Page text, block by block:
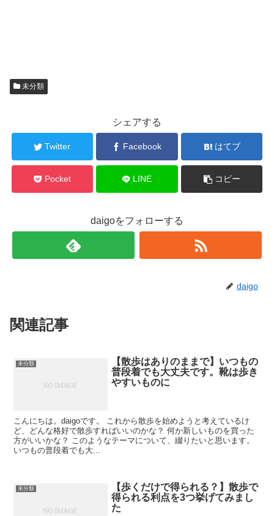
未分類
シェアする
Twitter Facebook はてブ
Pocket LINE コピー
daigoをフォローする
daigo
関連記事
未分類
【散歩はありのままで】いつもの
普段着でも大丈夫です。靴は歩き
やすいものに
こんにちは。daigoです。 これから散歩を始めようと考えているけ
ど、どんな格好で散歩すればいいのかな？ 何か新しいものを買った
方がいいかな？ このようなテーマについて、綴りたいと思います。
いつもの普段着でも大...
未分類
【歩くだけで得られる？】散歩で
得られる利点を3つ挙げてみまし
た